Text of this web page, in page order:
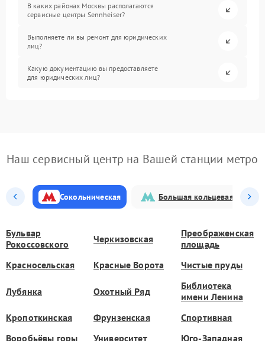
В каких районах Москвы располагаются
сервисные центры Sennheiser?
Выполняете ли вы ремонт для юридических
лиц?
Какую документацию вы предоставляете
для юридических лиц?
Наш сервисный центр на Вашей станции метро
Сокольническая Большая кольцевая
Бульвар
Рокоссовского
Черкизовская
Преображенская
площадь
Красносельская
Красные Ворота Чистые пруды
Лубянка Охотный Ряд
Библиотека
имени Ленина
Кропоткинская
Фрунзенская
Спортивная
Воробьёвы горы
Университет Юго-Западная